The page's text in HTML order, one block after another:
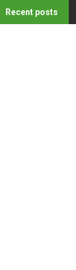
Recent posts